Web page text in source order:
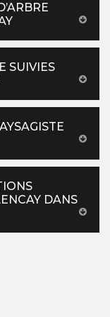
SUIVIES
DANS